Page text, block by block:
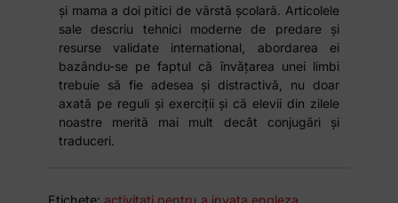
și mama a doi pitici de vârstă școlară. Articolele
sale descriu tehnici moderne de predare și
resurse validate international, abordarea ei
bazându-se pe faptul că învățarea unei limbi
trebuie să fie adesea și distractivă, nu doar
axată pe reguli și exerciții și că elevii din zilele
noastre merită mai mult decât conjugări și
traduceri.
Etichete: activitati pentru a invata engleza,